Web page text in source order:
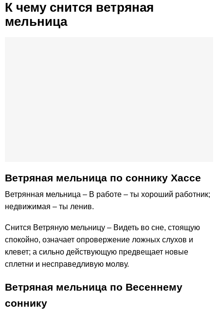
К чему снится ветряная
мельница
Ветряная мельница по соннику Хассе
Ветрянная мельница – В работе – ты хороший работник;
недвижимая – ты ленив.
Снится Ветряную мельницу – Видеть во сне, стоящую
спокойно, означает опровержение ложных слухов и
клевет; а сильно действующую предвещает новые
сплетни и несправедливую молву.
Ветряная мельница по Весеннему
соннику